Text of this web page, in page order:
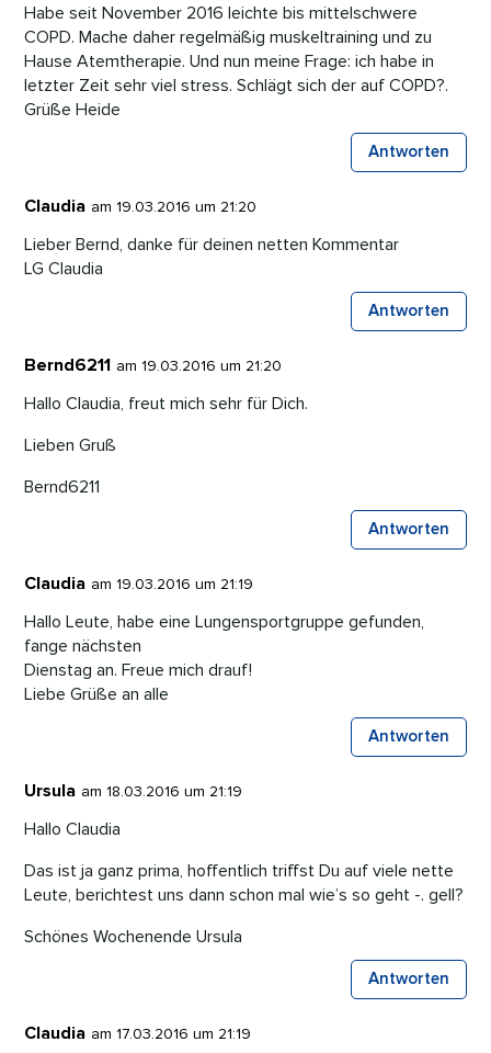
Habe seit November 2016 leichte bis mittelschwere
COPD. Mache daher regelmäßig muskeltraining und zu
Hause Atemtherapie. Und nun meine Frage: ich habe in
letzter Zeit sehr viel stress. Schlägt sich der auf COPD?.
Grüße Heide
Antworten
Claudia am 19.03.2016 um 21:20
Lieber Bernd, danke für deinen netten Kommentar
LG Claudia
Antworten
Bernd6211 am 19.03.2016 um 21:20
Hallo Claudia, freut mich sehr für Dich.
Lieben Gruß
Bernd6211
Antworten
Claudia am 19.03.2016 um 21:19
Hallo Leute, habe eine Lungensportgruppe gefunden,
fange nächsten
Dienstag an. Freue mich drauf!
Liebe Grüße an alle
Antworten
Ursula am 18.03.2016 um 21:19
Hallo Claudia
Das ist ja ganz prima, hoffentlich triffst Du auf viele nette
Leute, berichtest uns dann schon mal wie’s so geht -. gell?
Schönes Wochenende Ursula
Antworten
Claudia am 17.03.2016 um 21:19